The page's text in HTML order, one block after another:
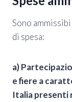
Sono
di spesa:
a)
e fiere a
Italia presenti